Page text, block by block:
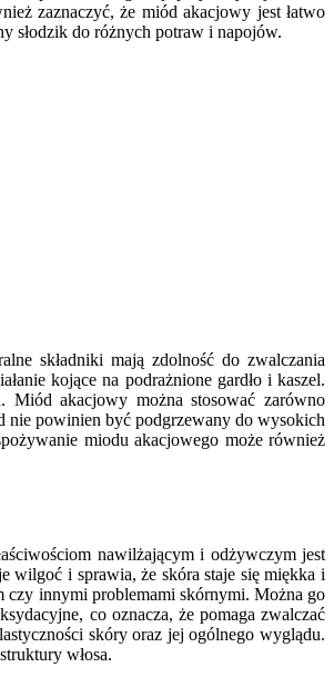
zaznaczyć, że miód akacjowy jest łatwo
słodzik do różnych potraw i napojów.
składniki mają zdolność do zwalczania
kojące na podrażnione gardło i kaszel.
Miód akacjowy można stosować zarówno
nie powinien być podgrzewany do wysokich
miodu akacjowego może również
nawilżającym i odżywczym jest
wilgoć i sprawia, że skóra staje się miękka i
czy innymi problemami skórnymi. Można go
co oznacza, że pomaga zwalczać
skóry oraz jej ogólnego wyglądu.
włosa.